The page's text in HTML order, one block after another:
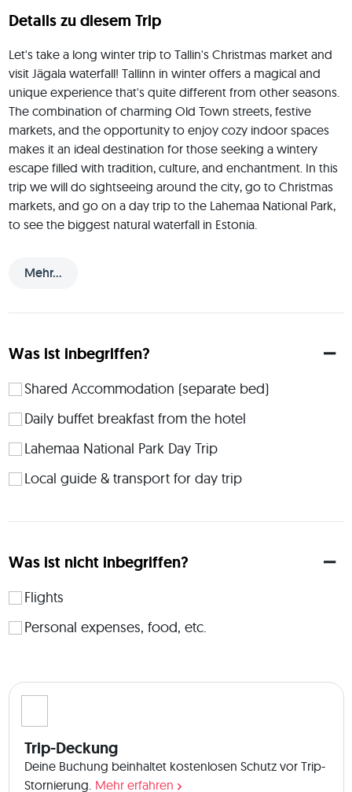
Details zu diesem Trip
Mehr...
Let's take a long winter trip to Tallin's Christmas market and
visit Jägala waterfall! Tallinn in winter offers a magical and
unique experience that's quite different from other seasons.
The combination of charming Old Town streets, festive
markets, and the opportunity to enjoy cozy indoor spaces
makes it an ideal destination for those seeking a wintery
escape filled with tradition, culture, and enchantment. In this
trip we will do sightseeing around the city, go to Christmas
markets, and go on a day trip to the Lahemaa National Park,
to see the biggest natural waterfall in Estonia.
several trips on JoinMyTrip and I really love it. I am looking
rooms will be shared (2 persons each room). If you prefer a
price. We will also have hotel breakfast included in our stay.
to ask me any questions! See you in beautiful Tallinn!
Windy♥️
Was ist inbegriffen?
Shared Accommodation (separate bed)
Daily buffet breakfast from the hotel
Lahemaa National Park Day Trip
Local guide & transport for day trip
Was ist nicht inbegriffen?
Flights
Personal expenses, food, etc.
Trip-Deckung
Deine Buchung beinhaltet kostenlosen Schutz vor Trip-
Stornierung. Mehr erfahren